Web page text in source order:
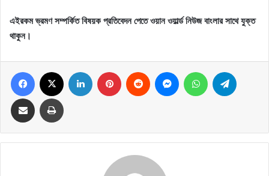
এইরকম ভ্রমণ সম্পর্কিত বিষয়ক প্রতিবেদন পেতে ওয়ান ওয়ার্ল্ড নিউজ বাংলার সাথে যুক্ত
থাকুন।